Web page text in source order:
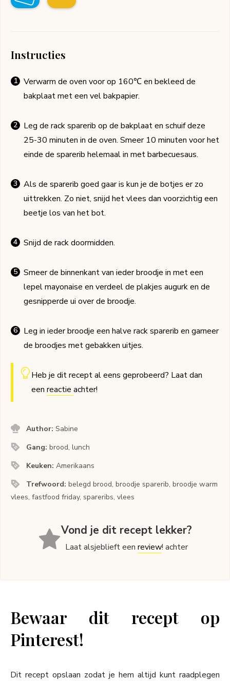
Instructies
Verwarm de oven voor op 160℃ en bekleed de
bakplaat met een vel bakpapier.
Leg de rack sparerib op de bakplaat en schuif deze
25-30 minuten in de oven. Smeer 10 minuten voor het
einde de sparerib helemaal in met barbecuesaus.
Als de sparerib goed gaar is kun je de botjes er zo
uittrekken. Zo niet, snijd het vlees dan voorzichtig een
beetje los van het bot.
Snijd de rack doormidden.
Smeer de binnenkant van ieder broodje in met een
lepel mayonaise en verdeel de plakjes augurk en de
gesnipperde ui over de broodje.
Leg in ieder broodje een halve rack sparerib en garneer
de broodjes met gebakken uitjes.
Heb je dit recept al eens geprobeerd? Laat dan
een reactie achter!
Author:Sabine
Gang:brood, lunch
Keuken:Amerikaans
Trefwoord:belegd brood, broodje sparerib, broodje warm
vlees, fastfood friday, spareribs, vlees
Vond je dit recept lekker?
Laat alsjeblieft eenreview! achter
Bewaar dit recept op
Pinterest!
Dit recept opslaan zodat je hem altijd kunt raadplegen